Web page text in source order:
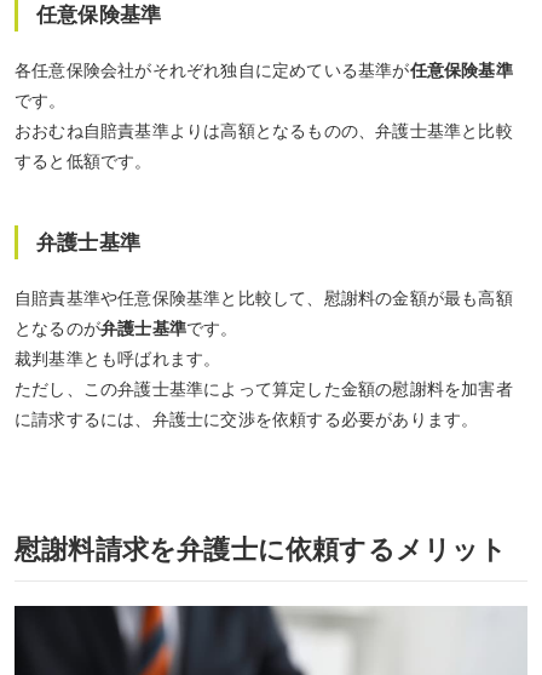
任意保険基準
各任意保険会社がそれぞれ独自に定めている基準が任意保険基準
です。
おおむね自賠責基準よりは高額となるものの、弁護士基準と比較
すると低額です。
弁護士基準
自賠責基準や任意保険基準と比較して、慰謝料の金額が最も高額
となるのが弁護士基準です。
裁判基準とも呼ばれます。
ただし、この弁護士基準によって算定した金額の慰謝料を加害者
に請求するには、弁護士に交渉を依頼する必要があります。
慰謝料請求を弁護士に依頼するメリット